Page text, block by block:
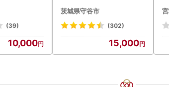
(39)
10,000
ビール お酒 Asahi 守谷市
茨城県守谷市
(302)
15,000